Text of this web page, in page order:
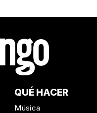
QUÉ HACER
Música